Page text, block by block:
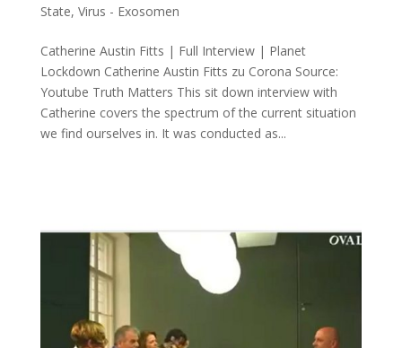
State, Virus - Exosomen
Catherine Austin Fitts | Full Interview | Planet
Lockdown Cathe­ri­ne Aus­tin Fitts zu Corona Source:
You­tube Truth Matters This sit down inter­view with
Cathe­ri­ne covers the spec­trum of the cur­rent situa­ti­on
we find our­sel­ves in. It was con­duc­ted as...